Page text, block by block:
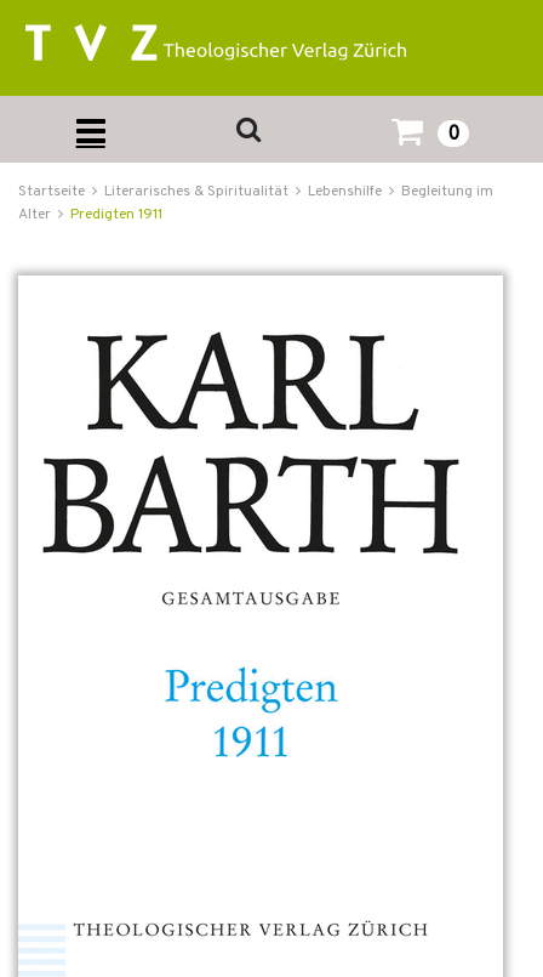
0
Startseite Literarisches & Spiritualität Lebenshilfe
Begleitung im
Alter
Predigten 1911